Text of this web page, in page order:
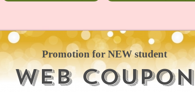
Promotion for NEW student
WEB COUPON